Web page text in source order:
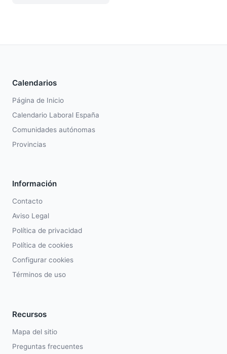
Calendarios
Página de Inicio
Calendario Laboral España
Comunidades autónomas
Provincias
Información
Contacto
Aviso Legal
Política de privacidad
Política de cookies
Configurar cookies
Términos de uso
Recursos
Mapa del sitio
Preguntas frecuentes